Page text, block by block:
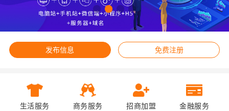
发布信息 免费注册
生活服务 商务服务 招商加盟 金融服务